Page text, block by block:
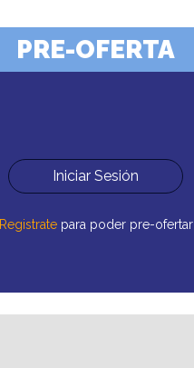
PRE-OFERTA
Iniciar Sesión
Registratepara poder pre-ofertar